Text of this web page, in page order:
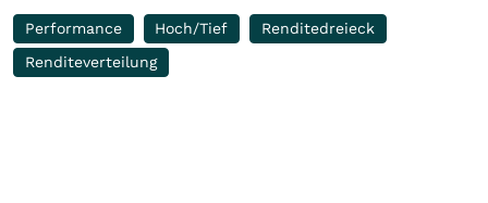
Performance Hoch/Tief
Renditedreieck
Renditeverteilung